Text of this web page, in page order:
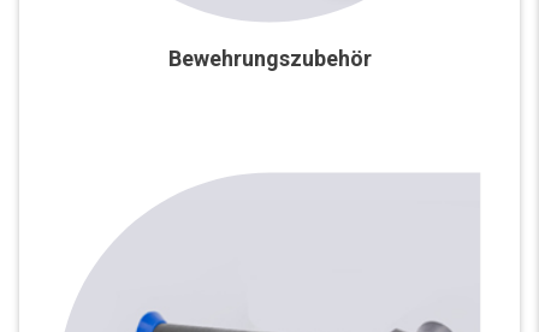
Bewehrungszubehör